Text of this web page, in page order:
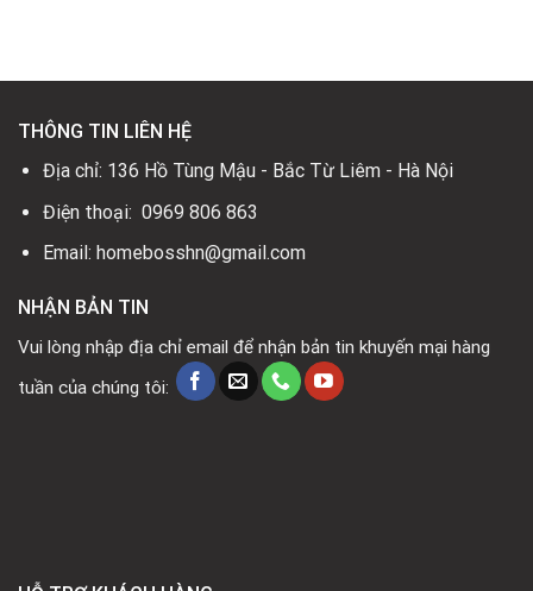
THÔNG TIN LIÊN HỆ
Địa chỉ: 136 Hồ Tùng Mậu - Bắc Từ Liêm - Hà Nội
Điện thoại: 0969 806 863
Email: homebosshn@gmail.com
NHẬN BẢN TIN
Vui lòng nhập địa chỉ email để nhận bản tin khuyến mại hàng
tuần của chúng tôi: